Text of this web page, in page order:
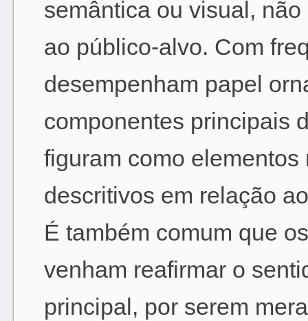
semântica ou visual,
ao público-alvo. Com
desempenham papel
componentes principais
figuram como
descritivos em relação
É também comum que
venham reafirmar o
principal, por serem